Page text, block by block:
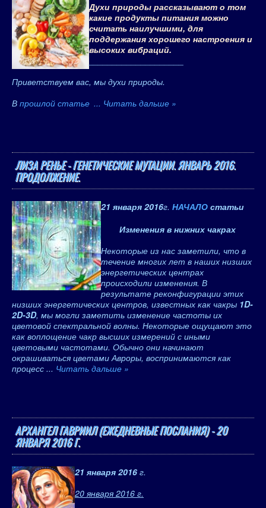
Духи природы рассказывают о том
какие продукты питания можно
считать наилучшими, для
поддержания хорошего настроения и
высоких вибраций.
Приветствуем вас, мы духи природы.
В прошлой статье ... Читать дальше »
ЛИЗА РЕНЬЕ - ГЕНЕТИЧЕСКИЕ МУТАЦИИ. ЯНВАРЬ 2016.
ПРОДОЛЖЕНИЕ.
21 января 2016г. НАЧАЛО статьи
Изменения в нижних чакрах
Некоторые из нас заметили, что в
течение многих лет в наших низших
энергетических центрах
происходили изменения. В
результате реконфигурации этих
низших энергетических центров, известных как чакры 1D-
2D-3D, мы могли заметить изменение частоты их
цветовой спектральной волны. Некоторые ощущают это
как воплощение чакр высших измерений с иными
цветовыми частотами. Обычно они начинают
окрашиваться цветами Авроры, воспринимаются как
процесс ... Читать дальше »
АРХАНГЕЛ ГАВРИИЛ (ЕЖЕДНЕВНЫЕ ПОСЛАНИЯ) - 20
ЯНВАРЯ 2016 Г.
21 января 2016 г.
20 января 2016 г.